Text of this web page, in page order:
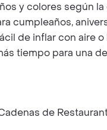
y colores según
cumpleaños,
de inflar con aire
tiempo para una
de